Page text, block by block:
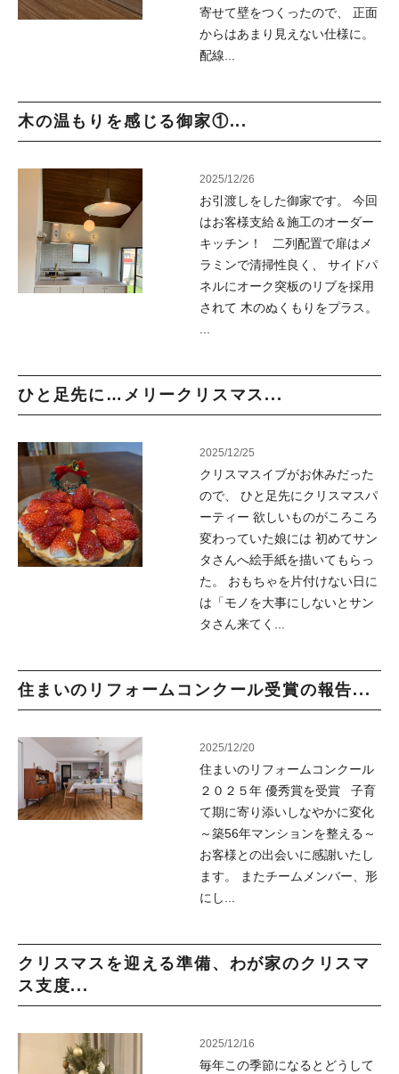
寄せて壁をつくったので、 正面
からはあまり見えない仕様に。
配線...
木の温もりを感じる御家①...
2025/12/26
お引渡しをした御家です。 今回
はお客様支給＆施工のオーダー
キッチン！ 二列配置で扉はメ
ラミンで清掃性良く、 サイドパ
ネルにオーク突板のリブを採用
されて 木のぬくもりをプラス。
ひと足先に…メリークリスマス...
2025/12/25
クリスマスイブがお休みだった
ので、 ひと足先にクリスマスパ
ーティー 欲しいものがころころ
変わっていた娘には 初めてサン
タさんへ絵手紙を描いてもらっ
た。 おもちゃを片付けない日に
は「モノを大事にしないとサン
タさん来てく...
住まいのリフォームコンクール受賞の報告...
2025/12/20
住まいのリフォームコンクール
２０２５年 優秀賞を受賞 子育
て期に寄り添いしなやかに変化
～築56年マンションを整える～
お客様との出会いに感謝いたし
ます。 またチームメンバー、形
にし...
クリスマスを迎える準備、わが家のクリスマ
ス支度...
2025/12/16
毎年この季節になるとどうして